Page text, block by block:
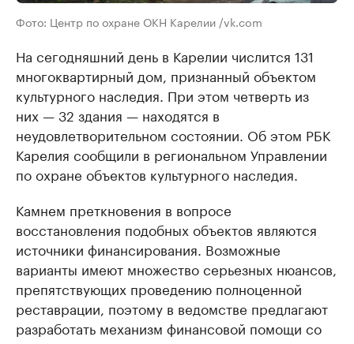
Фото: Центр по охране ОКН Карелии /vk.com
На сегодняшний день в Карелии числится 131
многоквартирный дом, признанный объектом
культурного наследия. При этом четверть из
них — 32 здания — находятся в
неудовлетворительном состоянии. Об этом РБК
Карелия сообщили в региональном Управлении
по охране объектов культурного наследия.
Камнем преткновения в вопросе
восстановления подобных объектов являются
источники финансирования. Возможные
варианты имеют множество серьезных нюансов,
препятствующих проведению полноценной
реставрации, поэтому в ведомстве предлагают
разработать механизм финансовой помощи со